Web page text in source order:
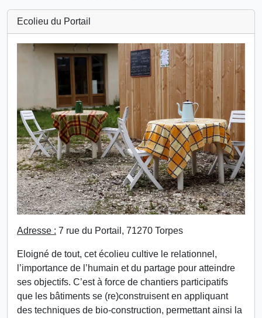
Ecolieu du Portail
Adresse : 7 rue du Portail, 71270 Torpes
Eloigné de tout, cet écolieu cultive le relationnel,
l’importance de l’humain et du partage pour atteindre
ses objectifs. C’est à force de chantiers participatifs
que les bâtiments se (re)construisent en appliquant
des techniques de bio-construction, permettant ainsi la